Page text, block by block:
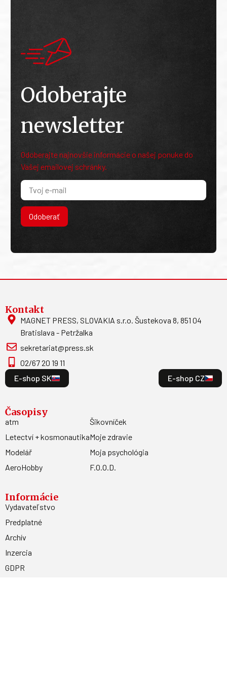
Odoberajte
newsletter
Odoberajte najnovšie informácie o našej ponuke do
Vašej emailovej schránky.
Odoberať
Kontakt
MAGNET PRESS, SLOVAKIA s.r.o. Šustekova 8, 851 04
Bratislava - Petržalka
sekretariat@press.sk
02/67 20 19 11
E-shop SK
E-shop CZ
Časopisy
atm
Letectví + kosmonautika
Modelář
AeroHobby
Šikovníček
Moje zdravie
Moja psychológia
F.O.O.D.
Informácie
Vydavateľstvo
Predplatné
Archív
Inzercia
GDPR